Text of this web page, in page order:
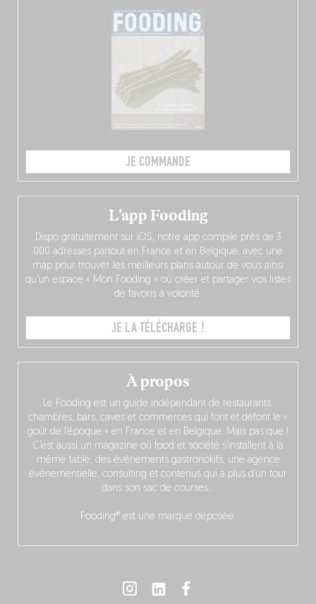
JE COMMANDE
À propos
Le Fooding est un guide indépendant de restaurants,
chambres, bars, caves et commerces qui font et défont le «
goût de l’époque » en France et en Belgique. Mais pas que !
C’est aussi un magazine où food et société s’installent à la
même table, des événements gastronokifs, une agence
événementielle, consulting et contenus qui a plus d’un tour
dans son sac de courses…
Fooding® est une marque déposée.
L’app Fooding
Dispo gratuitement sur iOS, notre app compile près de 3
000 adresses partout en France et en Belgique, avec une
map pour trouver les meilleurs plans autour de vous ainsi
qu’un espace « Mon Fooding » où créer et partager vos listes
de favoris à volonté.
JE LA TÉLÉCHARGE !